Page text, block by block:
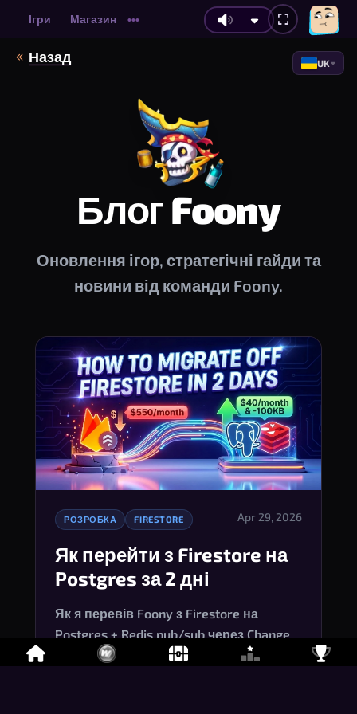
Ігри Магазин •••
Назад UK
Блог Foony
Оновлення ігор, стратегічні гайди та
новини від команди Foony.
РОЗРОБКА FIRESTORE Apr 29, 2026
Як перейти з Firestore на
Postgres за 2 дні
Як я перевів Foony з Firestore на
Postgres + Redis pub/sub через Change
Data Capture лише за 2 дні, знизивши